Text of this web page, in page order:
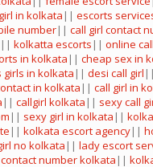
in kolkata || escorts
number|| call girl contact
|| kolkatta escorts || online
in kolkata || cheap sex in
girls in kolkata || desi call girl ||
in kolkata || call girl in
|| callgirl kolkata || sexy call
|| sexy girl in kolkata ||
|| kolkata escort agency||
no kolkata || lady escort
number kolkata ||